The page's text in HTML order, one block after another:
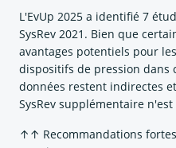
L'EvUp 2025 a identifié 7
SysRev 2021. Bien que
avantages potentiels pour
dispositifs de pression dans
données restent indirectes
SysRev supplémentaire
↑↑ Recommandations